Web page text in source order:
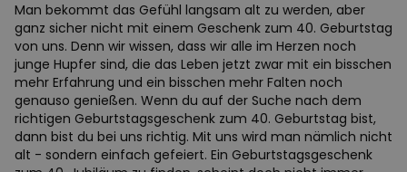
Man bekommt das Gefühl langsam alt zu werden, aber
ganz sicher nicht mit einem Geschenk zum 40. Geburtstag
von uns. Denn wir wissen, dass wir alle im Herzen noch
junge Hupfer sind, die das Leben jetzt zwar mit ein bisschen
mehr Erfahrung und ein bisschen mehr Falten noch
genauso genießen. Wenn du auf der Suche nach dem
richtigen Geburtstagsgeschenk zum 40. Geburtstag bist,
dann bist du bei uns richtig. Mit uns wird man nämlich nicht
alt - sondern einfach gefeiert. Ein Geburtstagsgeschenk